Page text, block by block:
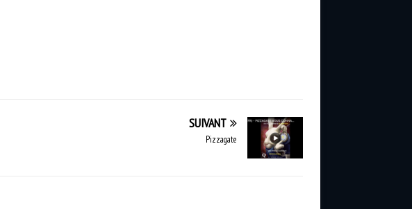
SUIVANT
Pizzagate